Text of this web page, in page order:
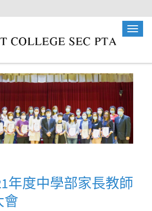
年度中學部家長教師
會